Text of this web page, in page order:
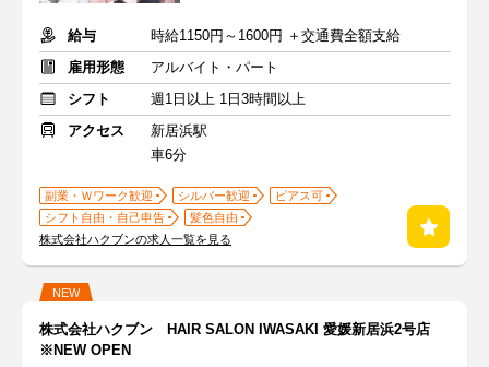
給与
時給1150円～1600円 ＋交通費全額支給
雇用形態
アルバイト・パート
シフト
週1日以上 1日3時間以上
アクセス
新居浜駅
車6分
副業・Ｗワーク歓迎 シルバー歓迎
ピアス可
シフト自由・自己申告
髪色自由
株式会社ハクブンの求人一覧を見る
NEW
株式会社ハクブン HAIR SALON IWASAKI 愛媛新居浜2号店
※NEW OPEN